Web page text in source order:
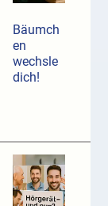
Bäumch
en
wechsle
dich!